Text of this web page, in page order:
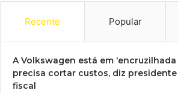
Recente Popular
A Volkswagen está em
precisa cortar custos, diz
fiscal